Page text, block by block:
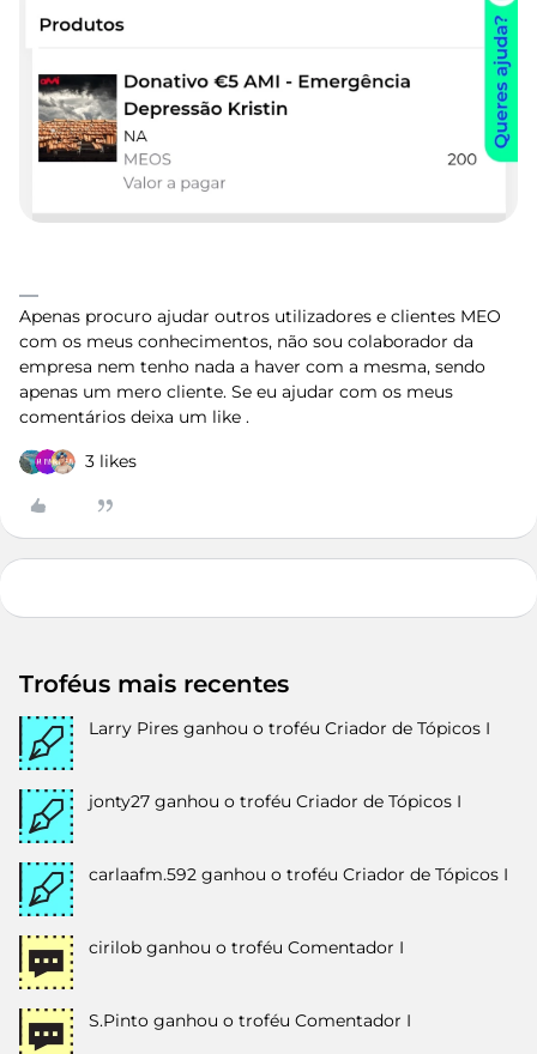
Apenas procuro ajudar outros utilizadores e clientes MEO
com os meus conhecimentos, não sou colaborador da
empresa nem tenho nada a haver com a mesma, sendo
apenas um mero cliente. Se eu ajudar com os meus
comentários deixa um like .
3 likes
Troféus mais recentes
Larry Pires ganhou o troféu Criador de Tópicos I
jonty27 ganhou o troféu Criador de Tópicos I
carlaafm.592 ganhou o troféu Criador de Tópicos I
cirilob ganhou o troféu Comentador I
S.Pinto ganhou o troféu Comentador I